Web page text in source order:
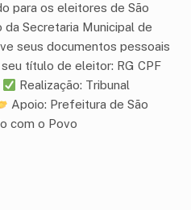
para os eleitores de São
da Secretaria Municipal de
seus documentos pessoais
título de eleitor: RG CPF
Realização: Tribunal
Apoio: Prefeitura de São
com o Povo